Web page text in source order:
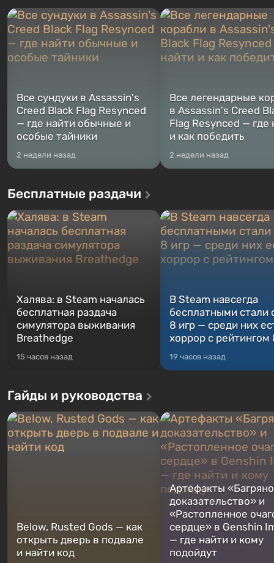
Жанр и...
Место действия Fallout...
Все сундуки в Assassin's
Creed Black Flag Resynced
— где найти обычные и
особые тайники
2 недели назад
Все легендарные
в Assassin's Creed
Flag Resynced — где
и как победить
2 недели назад
Бесплатные раздачи
Халява: в Steam началась
бесплатная раздача
симулятора выживания
Breathedge
15 часов назад
В Steam навсегда
бесплатными стали
8 игр — среди них
хоррор с рейтингом
19 часов назад
Гайды и руководства
Below, Rusted Gods — как
открыть дверь в подвале
и найти код
Артефакты
доказательство» и
«Растопленное
сердце» в Genshin
— где найти и кому
подойдут